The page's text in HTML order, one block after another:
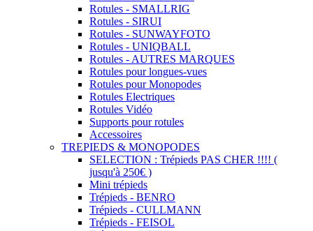
Rotules - SMALLRIG
Rotules - SIRUI
Rotules - SUNWAYFOTO
Rotules - UNIQBALL
Rotules - AUTRES MARQUES
Rotules pour longues-vues
Rotules pour Monopodes
Rotules Electriques
Rotules Vidéo
Supports pour rotules
Accessoires
TREPIEDS & MONOPODES
SELECTION : Trépieds PAS CHER !!!! (
jusqu'à 250€ )
Mini trépieds
Trépieds - BENRO
Trépieds - CULLMANN
Trépieds - FEISOL